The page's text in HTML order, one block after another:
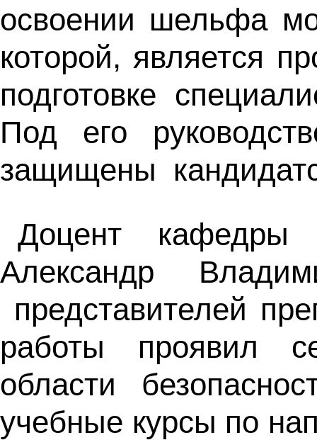
освоении шельфа
которой, является
подготовке
Под его
защищены
Доцент кафедры
Александр
представителей
работы проявил
области
учебные курсы по